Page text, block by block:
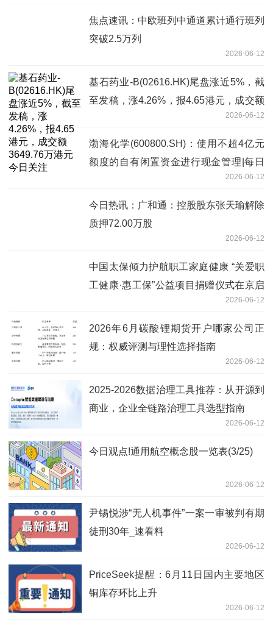
焦点速讯：中欧班列中通道累计通行班列
突破2.5万列
2026-06-12
基石药业-B(02616.HK)尾盘涨近5%，截
至发稿，涨4.26%，报4.65港元，成交额
2026-06-12
渤海化学(600800.SH)：使用不超4亿元
额度的自有闲置资金进行现金管理|每日
2026-06-12
今日热讯：广和通：控股股东张天瑜解除
质押72.00万股
2026-06-12
中国太保倾力护航职工家庭健康 “关爱职
工健康·惠工保”公益项目捐赠仪式在京启
2026-06-12
2026年6月碳酸锂期货开户哪家公司正
规：权威评测与理性选择指南
2026-06-12
2025-2026数据治理工具推荐：从开源到
商业，企业全链路治理工具选型指南
2026-06-12
今日观点!通用航空概念股一览表(3/25)
2026-06-12
尹锡悦涉“无人机事件”一案一审被判有期
徒刑30年_速看料
2026-06-12
PriceSeek提醒：6月11日国内主要地区
铜库存环比上升
2026-06-12